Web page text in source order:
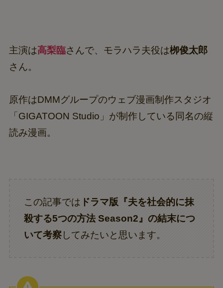
主演は高梨臨さんで、モラハラ夫役は栁俊太郎
さん。
原作はDMMグループのウェブ漫画制作スタジオ
「GIGATOON Studio」が制作している同名の縦
読み漫画。
この記事では ドラマ版『夫を社会的に抹
殺する5つの方法 Season2』の結末につ
いて考察してみたいと思います。